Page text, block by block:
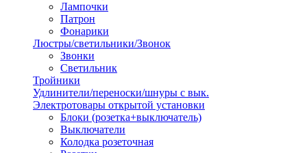
Лампочки
Патрон
Фонарики
Люстры/светильники/Звонок
Звонки
Светильник
Тройники
Удлинители/переноски/шнуры с вык.
Электротовары открытой установки
Блоки (розетка+выключатель)
Выключатели
Колодка розеточная